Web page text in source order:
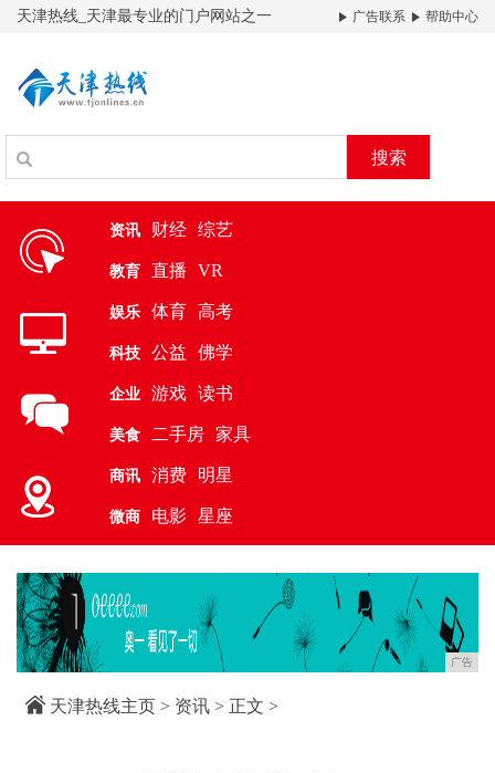
天津热线_天津最专业的门户网站之一 广告联系 帮助中心
搜索
资讯 财经 综艺
教育 直播 VR
娱乐 体育 高考
科技 公益 佛学
企业 游戏 读书
美食 二手房 家具
商讯 消费 明星
微商 电影 星座
广告
天津热线主页 > 资讯 > 正文 >